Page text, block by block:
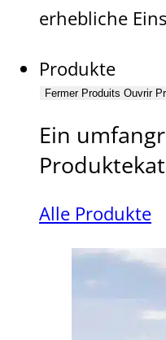
erhebliche
Produkte
Fermer Produits Ouvrir
Ein
Alle Produkte